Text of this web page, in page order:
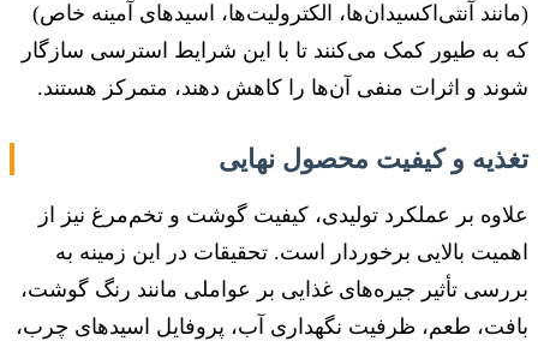
(مانند آنتی‌اکسیدان‌ها، الکترولیت‌ها، اسیدهای آمینه خاص)
که به طیور کمک می‌کنند تا با این شرایط استرسی سازگار
شوند و اثرات منفی آن‌ها را کاهش دهند، متمرکز هستند.
تغذیه و کیفیت محصول نهایی
علاوه بر عملکرد تولیدی، کیفیت گوشت و تخم‌مرغ نیز از
اهمیت بالایی برخوردار است. تحقیقات در این زمینه به
بررسی تأثیر جیره‌های غذایی بر عواملی مانند رنگ گوشت،
بافت، طعم، ظرفیت نگهداری آب، پروفایل اسیدهای چرب،